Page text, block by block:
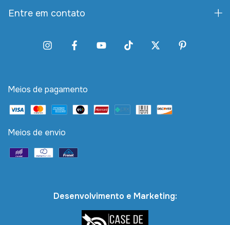
Entre em contato
Meios de pagamento
Meios de envio
Desenvolvimento e Marketing: